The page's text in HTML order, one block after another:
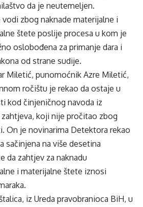
da je neutemeljen.
vodi zbog naknade materijalne i
štete poslije procesa u kom je
oslobođena za primanje dara i
od strane sudije.
Miletić, punomoćnik Azre Miletić,
ročištu je rekao da ostaje u
kod činjeničnog navoda iz
koji nije pročitao zbog
On je novinarima Detektora rekao
sačinjena na više desetina
da zahtjev za naknadu
i materijalne štete iznosi
iz Ureda pravobranioca BiH, u